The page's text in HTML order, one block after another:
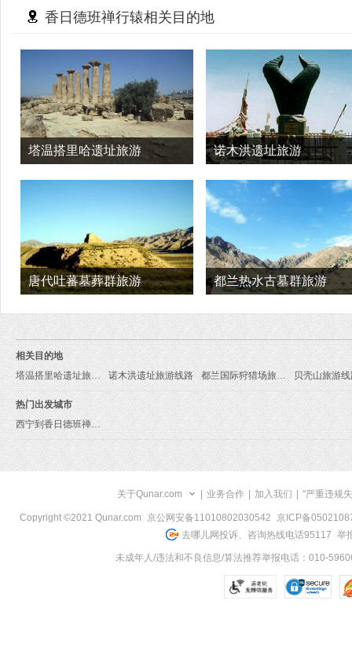
香日德班禅行辕相关目的地
塔温搭里哈遗址旅游 诺木洪遗址旅游
唐代吐蕃墓葬群旅游 都兰热水古墓群旅游
相关目的地
塔温搭里哈遗址旅游线路
诺木洪遗址旅游线路 都兰国际狩猎场旅游线路 贝壳山旅游
热门出发城市
西宁到香日德班禅行辕旅游报价
关于Qunar.com 业务合作 加入我们 "严重违规
Copyright ©2021 Qunar.com 京公网安备11010802030542
京ICP备
去哪儿网投诉、咨询热线电话95117 举
未成年人/违法和不良信息/算法推荐举报电话：010-